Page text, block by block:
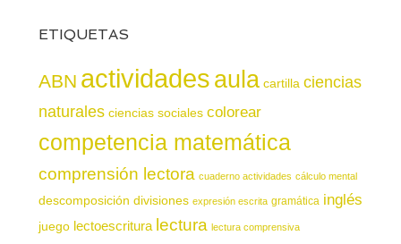
ETIQUETAS
ABN actividadesaula cartilla ciencias
naturales ciencias sociales colorear
competencia matemática
comprensión lectora cuaderno actividades cálculo mental
descomposición divisiones expresión escrita gramática inglés
juego lectoescritura lectura lectura comprensiva